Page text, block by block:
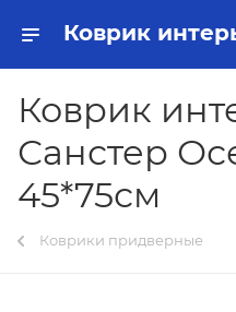
Коврик
Санстер
45*75см
Коврики придверные